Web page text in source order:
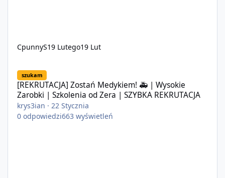
CpunnyS19 Lutego19 Lut
szukam
[REKRUTACJA] Zostań Medykiem! 🚑 | Wysokie
Zarobki | Szkolenia od Zera | SZYBKA REKRUTACJA
krys3ian ·22 Stycznia
0 odpowiedzi663 wyświetleń